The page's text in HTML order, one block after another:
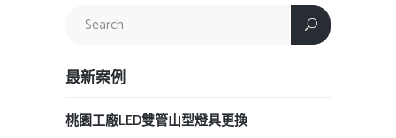
最新案例
桃園工廠LED雙管山型燈具更換